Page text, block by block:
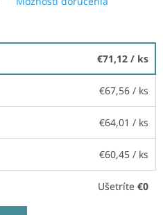
€71,12 / ks
€67,56 / ks
€64,01 / ks
€60,45 / ks
Ušetríte €0